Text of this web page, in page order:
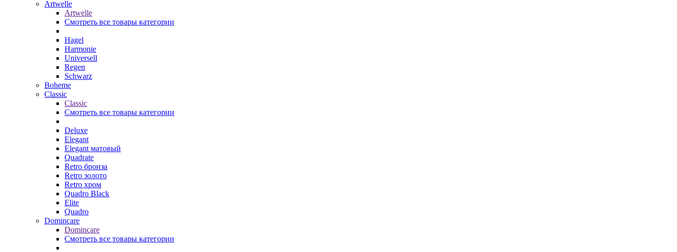
Artwelle
Artwelle
Смотреть все товары категории
Hagel
Harmonie
Universell
Regen
Schwarz
Boheme
Classic
Classic
Смотреть все товары категории
Deluxe
Elegant
Elegant матовый
Quadrate
Retro бронза
Retro золото
Retro хром
Quadro Black
Elite
Quadro
Domincare
Domincare
Смотреть все товары категории